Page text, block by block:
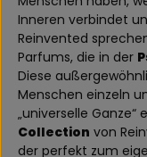
Inneren verbindet
Reinvented
Parfums, die in der
Diese
Menschen einzeln
„universelle
Collection von
der perfekt zum